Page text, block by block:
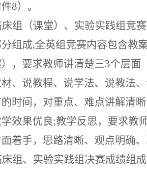
8） 。
组（课堂）、实验实践组竞
组成,全英组竞赛内容包含教
，要求教师讲清楚三3个层
材、说教程、说学法、说教法
时间，对重点、难点讲解清
效果优良;教学反思， 要求教
着手，思路清晰、观点明确
组、实验实践组决赛成绩组成